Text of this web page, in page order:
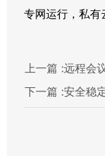
专网运行，私有
上一篇 :远程会
下一篇 :安全稳